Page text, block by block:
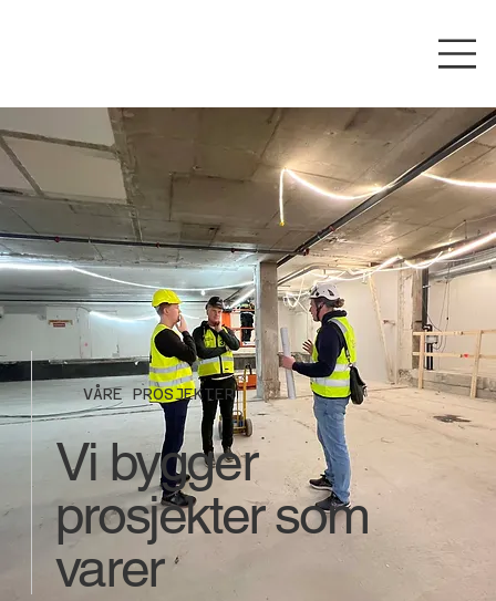
VÅRE PROSJEKTER
Vi bygger
prosjekter som
varer